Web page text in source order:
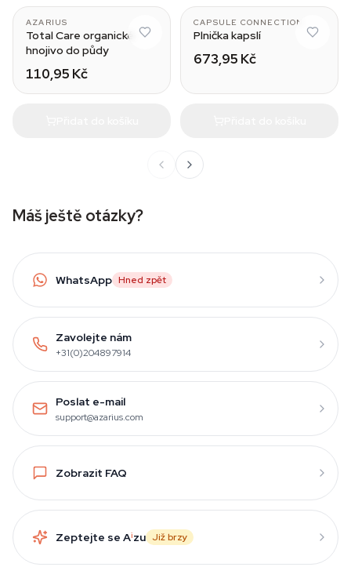
AZARIUS
Total Care organické
hnojivo do půdy
110,95 Kč
CAPSULE CONNECTION
Plnička kapslí
673,95 Kč
Máš ještě otázky?
WhatsApp Hned zpět
Zavolejte nám
+31(0)204897914
Poslat e-mail
support@azarius.com
Zobrazit FAQ
Zeptejte se Aizu Již brzy